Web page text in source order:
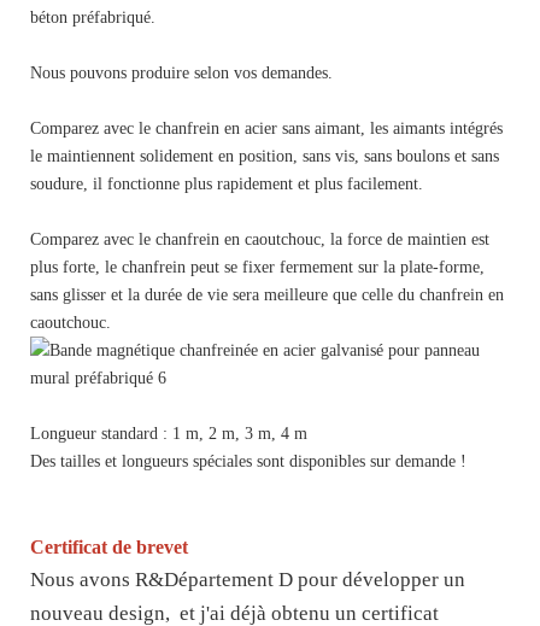
béton préfabriqué.
Nous pouvons produire selon vos demandes.
Comparez avec le chanfrein en acier sans aimant, les aimants intégrés
le maintiennent solidement en position, sans vis, sans boulons et sans
soudure, il fonctionne plus rapidement et plus facilement.
Comparez avec le chanfrein en caoutchouc, la force de maintien est
plus forte, le chanfrein peut se fixer fermement sur la plate-forme,
sans glisser et la durée de vie sera meilleure que celle du chanfrein en
caoutchouc.
Longueur standard : 1 m, 2 m, 3 m, 4 m
Des tailles et longueurs spéciales sont disponibles sur demande !
Certificat de brevet
Nous avons R&Département D pour développer un
nouveau design, et j'ai déjà obtenu un certificat